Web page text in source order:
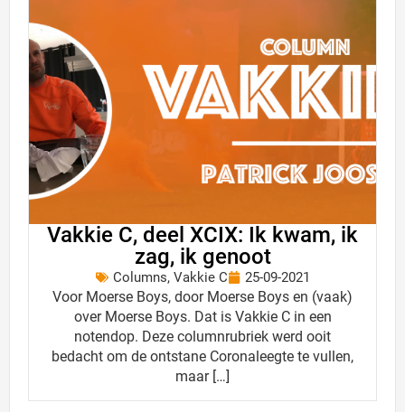
Vakkie C, deel XCIX: Ik kwam, ik
zag, ik genoot
Columns, Vakkie C 25-09-2021
Voor Moerse Boys, door Moerse Boys en (vaak)
over Moerse Boys. Dat is Vakkie C in een
notendop. Deze columnrubriek werd ooit
bedacht om de ontstane Coronaleegte te vullen,
maar […]